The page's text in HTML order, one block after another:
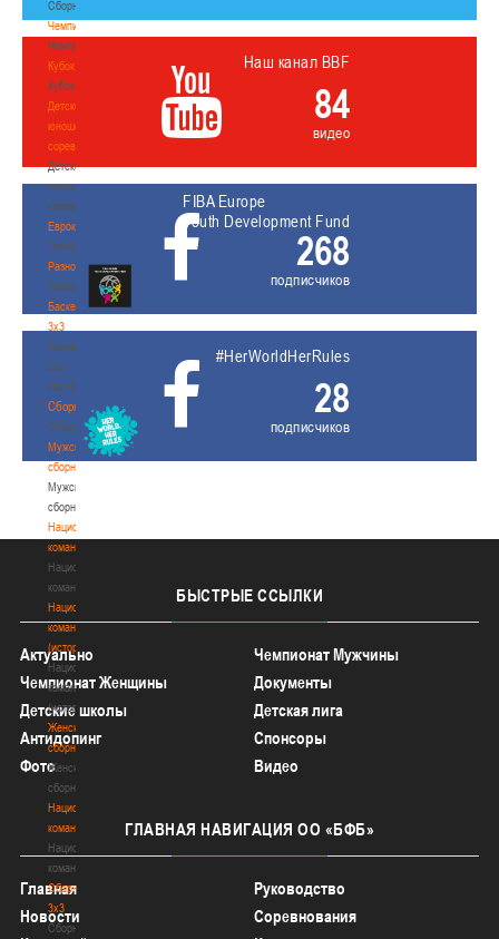
Сборные
Чемпионат
Чемпионат
Кубок
Кубок
Детско-
юношеские
соревнования
Детско-
юношеские
соревнования
Еврокубки
Еврокубки
Разное
Разное
Баскетбол
3х3
Баскетбол
3х3
Лого[modid=121]
Сборные
Сборные
Мужские
сборные
Мужские
сборные
Национальная
команда
Национальная
команда
Национальная
команда
(история)
Национальная
команда
(история)
Женские
сборные
Женские
сборные
Национальная
команда
Национальная
команда
Сборные
3х3
Сборные
Наш канал BBF
84
видео
FIBA Europe
Youth Development Fund
268
подписчиков
#HerWorldHerRules
28
подписчиков
БЫСТРЫЕ ССЫЛКИ
Актуально
Чемпионат Мужчины
Чемпионат Женщины
Документы
Детские школы
Детская лига
Антидопинг
Спонсоры
Фото
Видео
ГЛАВНАЯ НАВИГАЦИЯ ОО «БФБ»
Главная
Руководство
Новости
Соревнования